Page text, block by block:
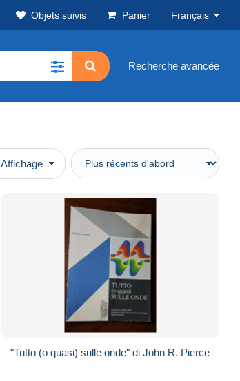
Objets suivis Panier Français
Recherche avancée
Affichage
"Tutto (o quasi) sulle onde" di John R. Pierce